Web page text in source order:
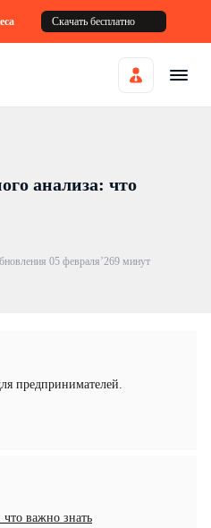
Скачать бесплатно
анализа: что
05 февраля’269 минут
предпринимателей.
важно знать